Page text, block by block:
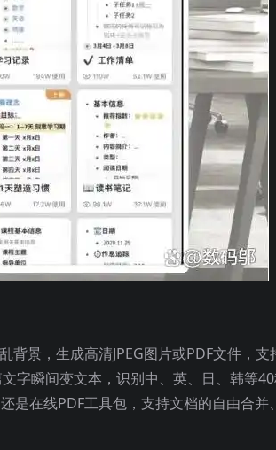
景，生成高清JPEG图片或PDF文件，支
字瞬间变文本，识别中、英、日、韩等
是在线PDF工具包，支持文档的自由合并